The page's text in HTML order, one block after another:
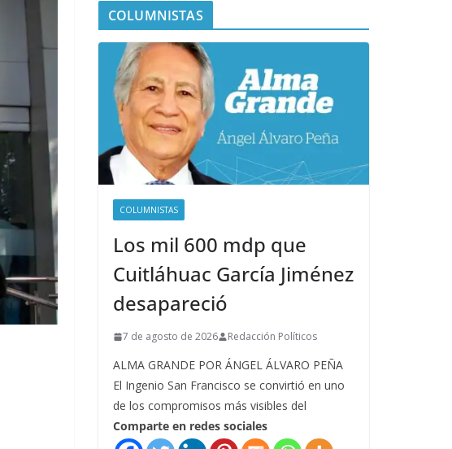
COLUMNISTAS
COLUMNISTAS
Los mil 600 mdp que
Cuitláhuac García Jiménez
desapareció
7 de agosto de 2026 Redacción Políticos
ALMA GRANDE POR ÁNGEL ÁLVARO PEÑA
El Ingenio San Francisco se convirtió en uno
de los compromisos más visibles del
Comparte en redes sociales